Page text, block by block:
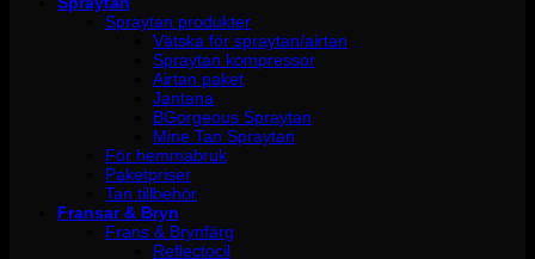
Spraytan produkter
Vätska för spraytan/airtan
Spraytan kompressor
Airtan paket
Jantana
BGorgeous Spraytan
Mine Tan Spraytan
För hemmabruk
Paketpriser
Tan tillbehör
Fransar & Bryn
Frans & Brynfärg
Reflectocil